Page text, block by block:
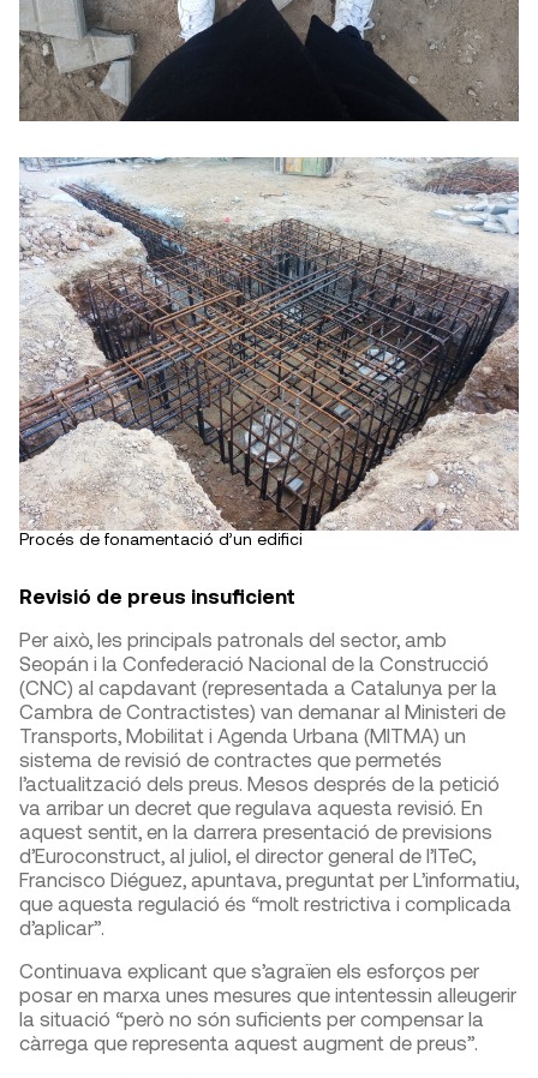
Procés de fonamentació d’un edifici
Revisió de preus insuficient
Per això, les principals patronals del sector, amb
Seopán i la Confederació Nacional de la Construcció
(CNC) al capdavant (representada a Catalunya per la
Cambra de Contractistes) van demanar al Ministeri de
Transports, Mobilitat i Agenda Urbana (MITMA) un
sistema de revisió de contractes que permetés
l’actualització dels preus. Mesos després de la petició
va arribar un decret que regulava aquesta revisió. En
aquest sentit, en la darrera presentació de previsions
d’Euroconstruct, al juliol, el director general de l’ITeC,
Francisco Diéguez, apuntava, preguntat per L’informatiu,
que aquesta regulació és “molt restrictiva i complicada
d’aplicar”.
Continuava explicant que s’agraïen els esforços per
posar en marxa unes mesures que intentessin alleugerir
la situació “però no són suficients per compensar la
càrrega que representa aquest augment de preus”.